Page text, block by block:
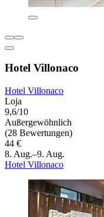
Hotel Villonaco
Hotel Villonaco
Loja
9,6/10
Außergewöhnlich
(28 Bewertungen)
44 €
8. Aug.–9. Aug.
Hotel Villonaco